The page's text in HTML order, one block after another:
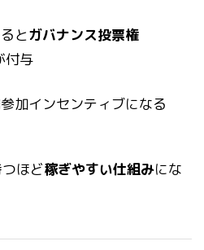
とガバナンス投票権
付与
加インセンティブになる
ほど稼ぎやすい仕組みにな